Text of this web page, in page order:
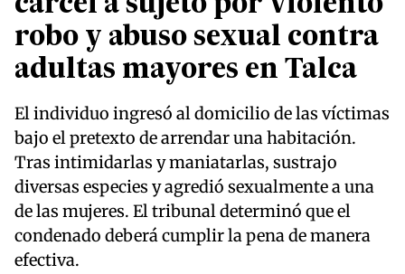
cárcel a sujeto por violento
robo y abuso sexual contra
adultas mayores en Talca
El individuo ingresó al domicilio de las víctimas
bajo el pretexto de arrendar una habitación.
Tras intimidarlas y maniatarlas, sustrajo
diversas especies y agredió sexualmente a una
de las mujeres. El tribunal determinó que el
condenado deberá cumplir la pena de manera
efectiva.